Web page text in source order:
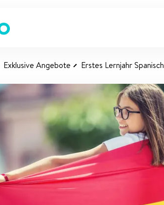
Exklusive Angebote Erstes Lernjahr Spanisch